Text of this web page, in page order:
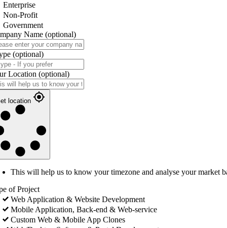
Enterprise
Non-Profit
Government
Name (optional)
(optional)
Location (optional)
location
This will help us to know your timezone and analyse your market
of Project
Web Application & Website Development
Mobile Application, Back-end & Web-service
Custom Web & Mobile App Clones